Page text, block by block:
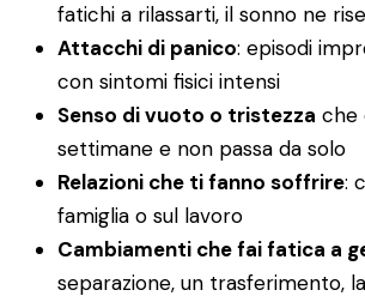
fatichi a rilassarti, il sonno ne
Attacchi di panico: episodi
con sintomi fisici intensi
Senso di vuoto o tristezza che
settimane e non passa da solo
Relazioni che ti fanno soffrire:
famiglia o sul lavoro
Cambiamenti che fai fatica a
separazione, un trasferimento,